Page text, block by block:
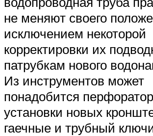
не меняют своего
исключением некоторой
корректировки их
патрубкам нового
Из инструментов может
понадобится
установки новых
гаечные и трубный